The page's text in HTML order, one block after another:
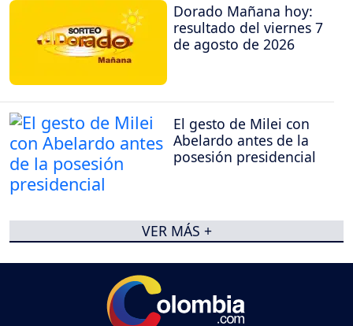
Dorado Mañana hoy:
resultado del viernes 7
de agosto de 2026
El gesto de Milei con
Abelardo antes de la
posesión presidencial
VER MÁS +